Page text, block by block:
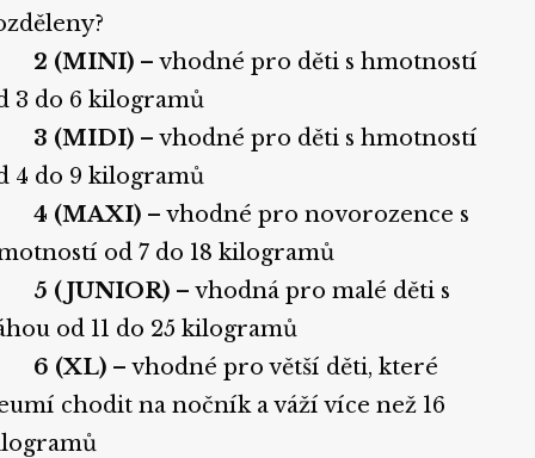
2 (MINI) – vhodné pro děti s hmotností
3 do 6 kilogramů
3 (MIDI) – vhodné pro děti s hmotností
4 do 9 kilogramů
4 (MAXI) – vhodné pro novorozence s
od 7 do 18 kilogramů
5 (JUNIOR) – vhodná pro malé děti s
od 11 do 25 kilogramů
6 (XL) – vhodné pro větší děti, které
chodit na nočník a váží více než 16